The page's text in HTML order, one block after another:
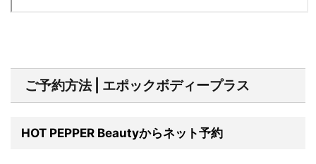
ご予約方法 | エポックボディープラス
HOT PEPPER Beautyからネット予約